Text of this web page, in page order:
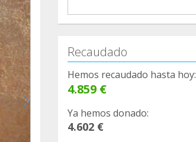
Recaudado
Hemos recaudado hasta hoy:
4.859 €
Ya hemos donado:
4.602 €